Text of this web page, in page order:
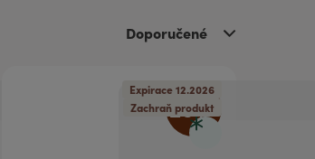
Doporučené
20%
Zachraň produkt
Expirace 12.2026